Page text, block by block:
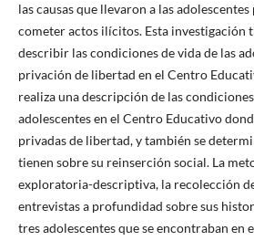
las causas que llevaron a las
cometer actos ilícitos. Esta investigación
describir las condiciones de vida de las
privación de libertad en el Centro
realiza una descripción de las
adolescentes en el Centro Educativo
privadas de libertad, y también se
tienen sobre su reinserción social. La
exploratoria-descriptiva, la recolección
entrevistas a profundidad sobre sus
tres adolescentes que se encontraban en